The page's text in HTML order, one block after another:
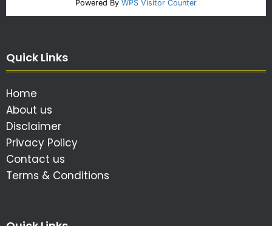
Powered By WPS Visitor Counter
Quick Links
Home
About us
Disclaimer
Privacy Policy
Contact us
Terms & Conditions